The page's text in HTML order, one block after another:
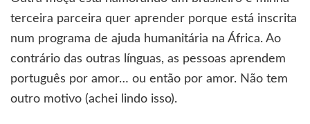
terceira parceira quer aprender porque está inscrita
num programa de ajuda humanitária na África. Ao
contrário das outras línguas, as pessoas aprendem
português por amor… ou então por amor. Não tem
outro motivo (achei lindo isso).